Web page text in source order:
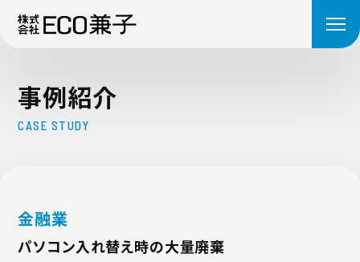
事例紹介
CASE STUDY
金融業
パソコン入れ替え時の大量廃棄